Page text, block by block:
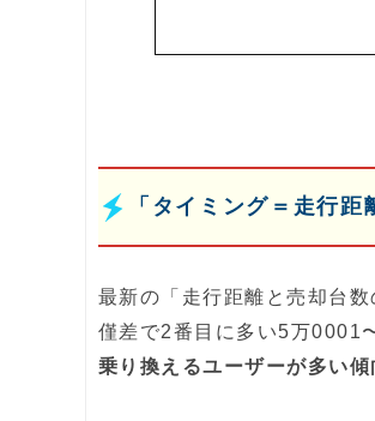
「タイミング＝走行
最新の「走行距離と売却台
僅差で2番目に多い5万0001
乗り換えるユーザーが多い傾